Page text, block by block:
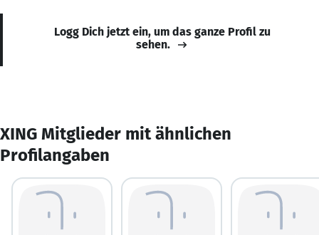
Logg Dich jetzt ein, um das ganze Profil zu
sehen.
XING Mitglieder mit ähnlichen
Profilangaben